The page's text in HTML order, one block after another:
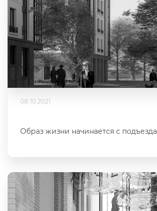
08.10.2021
Образ жизни начинается с подъезда